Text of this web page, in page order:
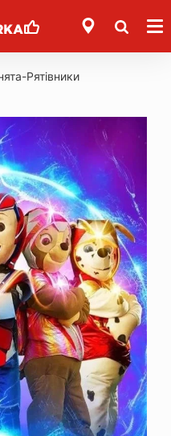
Рятівники